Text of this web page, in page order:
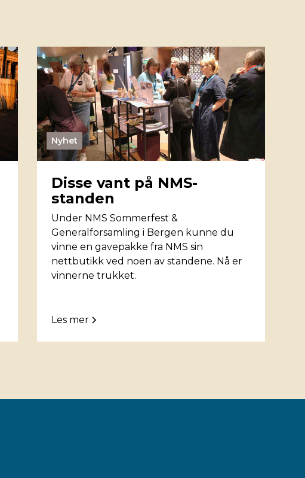
Nyhet
Disse vant på NMS-
standen
Under NMS Sommerfest &
Generalforsamling i Bergen kunne du
vinne en gavepakke fra NMS sin
nettbutikk ved noen av standene. Nå er
vinnerne trukket.
Les mer